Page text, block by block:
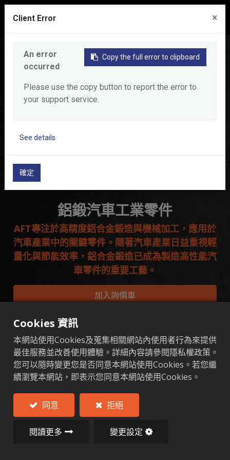
鋁鍛汽車工業零件
鋁鍛汽車工業零件
AFT專注於高精度鋁合金鍛造與機械加工，應用於
汽車產業中的關鍵零件。隨著汽車產業日益重視輕
量化與節能效率，鋁合金鍛造已成為製造高性能汽
車零件的重要工藝。
加入詢價車
頂級鋁合金 主要汽車用鋁合金鍛造零件 ESG
頂級鋁合金
涵蓋6061、7075與A356等高強度鋁材，滿足
結構強度、抗疲勞與耐腐蝕需求
我們使用高等級鋁合金，包括：
Cookies 資訊
本網站使用Cookies及蒐集相關網站內使用者行為來提供
最佳服務並改善使用體驗。詳細內容請參閱隱私權政策。
您可以隨時變更您是否同意本網站使用Cookies。若您繼
續瀏覽本網站，即表示您同意本網站使用Cookies。
同意 拒絕
閱讀更多 變更設定
Client Error ×
Copy the full error to clipboard
An error
occurred
Please use the copy button to report the error to
your support service.
See details
確定